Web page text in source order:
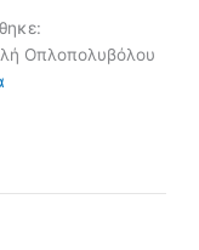
Οπλοπολυβόλου